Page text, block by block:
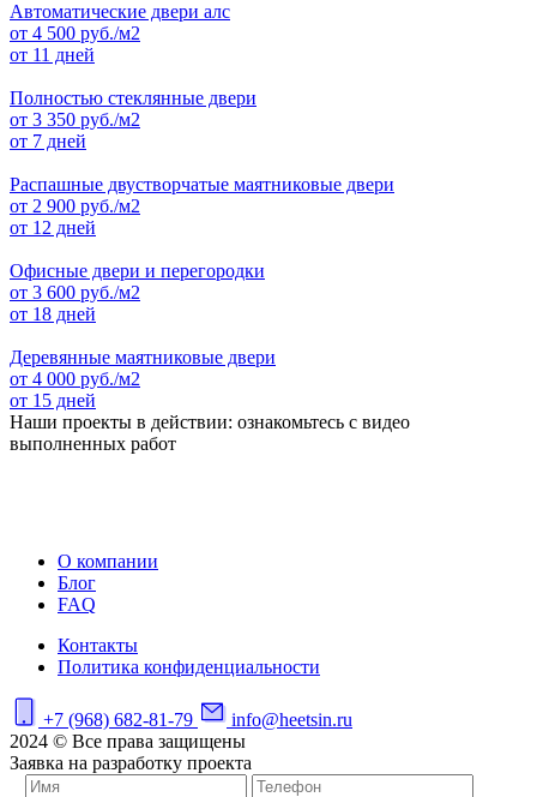
Автоматические двери алс
от 4 500 руб./м2
от 11 дней
Полностью стеклянные двери
от 3 350 руб./м2
от 7 дней
Распашные двустворчатые маятниковые двери
от 2 900 руб./м2
от 12 дней
Офисные двери и перегородки
от 3 600 руб./м2
от 18 дней
Деревянные маятниковые двери
от 4 000 руб./м2
от 15 дней
Наши проекты в действии: ознакомьтесь с видео
выполненных работ
О компании
Блог
FAQ
Контакты
Политика конфиденциальности
+7 (968) 682-81-79
info@heetsin.ru
2024 © Все права защищены
Заявка на разработку проекта